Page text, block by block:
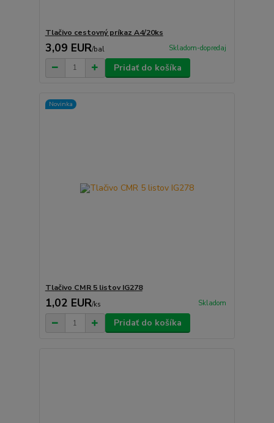
Tlačivo cestovný príkaz A4/20ks
3,09 EUR/bal Skladom-dopredaj
Pridať do košíka
Novinka
Tlačivo CMR 5 listov IG278
1,02 EUR/ks Skladom
Pridať do košíka